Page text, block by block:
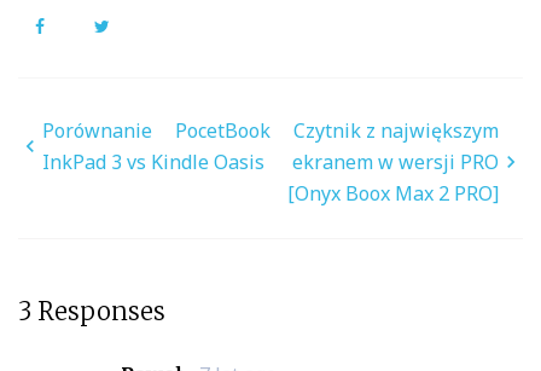
Facebook
Nawigacja
wpisu
Porównanie PocetBook
InkPad 3 vs Kindle Oasis
Czytnik z największym
ekranem w wersji PRO
[Onyx Boox Max 2 PRO]
3 Responses